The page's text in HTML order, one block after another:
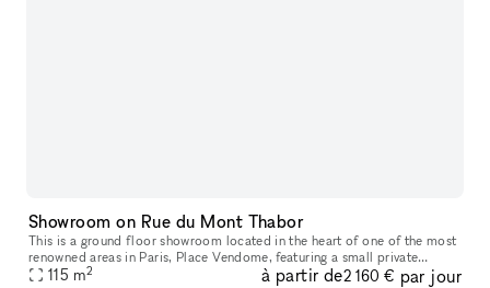
Showroom on Rue du Mont Thabor
This is a ground floor showroom located in the heart of one of the most
renowned areas in Paris, Place Vendome, featuring a small private
courtyard. This space, designed for welcoming customers and p
115 m2 à partir de2 160 € par jour